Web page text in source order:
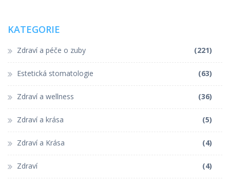
KATEGORIE
Zdraví a péče o zuby (221)
Estetická stomatologie (63)
Zdraví a wellness (36)
Zdraví a krása (5)
Zdraví a Krása (4)
Zdraví (4)